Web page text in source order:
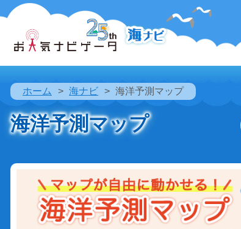
ホーム 海ナビ 海洋予測マップ
海洋予測マップ